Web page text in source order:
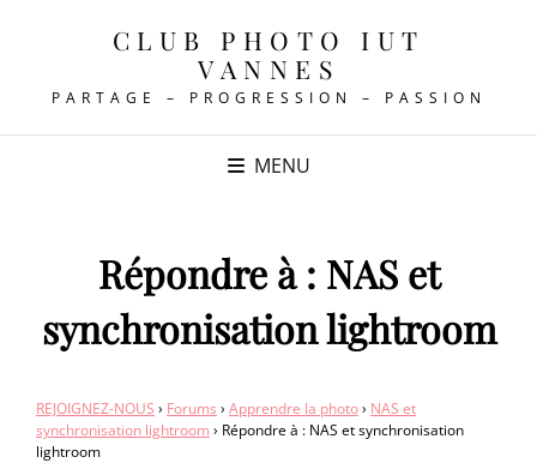
CLUB PHOTO IUT
VANNES
PARTAGE – PROGRESSION – PASSION
MENU
Répondre à : NAS et
synchronisation lightroom
REJOIGNEZ-NOUS › Forums › Apprendre la photo› NAS et
synchronisation lightroom › Répondre à : NAS et synchronisation
lightroom